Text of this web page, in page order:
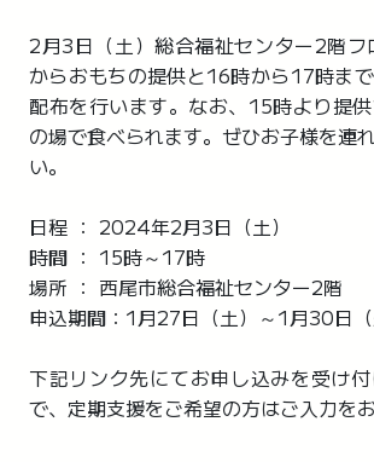
2月3日（土）総合福祉センター2階
からおもちの提供と16時から17時ま
配布を行います。なお、15時より提
の場で食べられます。ぜひお子様を連
い。
日程 ： 2024年2月3日（土）
時間 ： 15時～17時
場所 ： 西尾市総合福祉センター2階
申込期間：1月27日（土）～1月30日（
下記リンク先にてお申し込みを受け
で、定期支援をご希望の方はご入力を